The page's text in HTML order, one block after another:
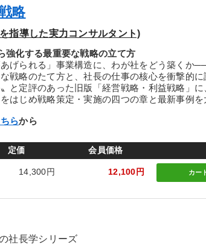
略
指導した実力コンサルタント)
強化する最重要な戦略の立て方
げられる」事業構造に、わが社をどう築くか
戦略のたて方と、社長の仕事の核心を衝撃的に
と定評のあった旧版「経営戦略・利益戦略」に
はじめ戦略策定・実施の四つの章と最新事例を
らから
定価 会員価格
14,300円 12,100円 カー
社長学シリーズ